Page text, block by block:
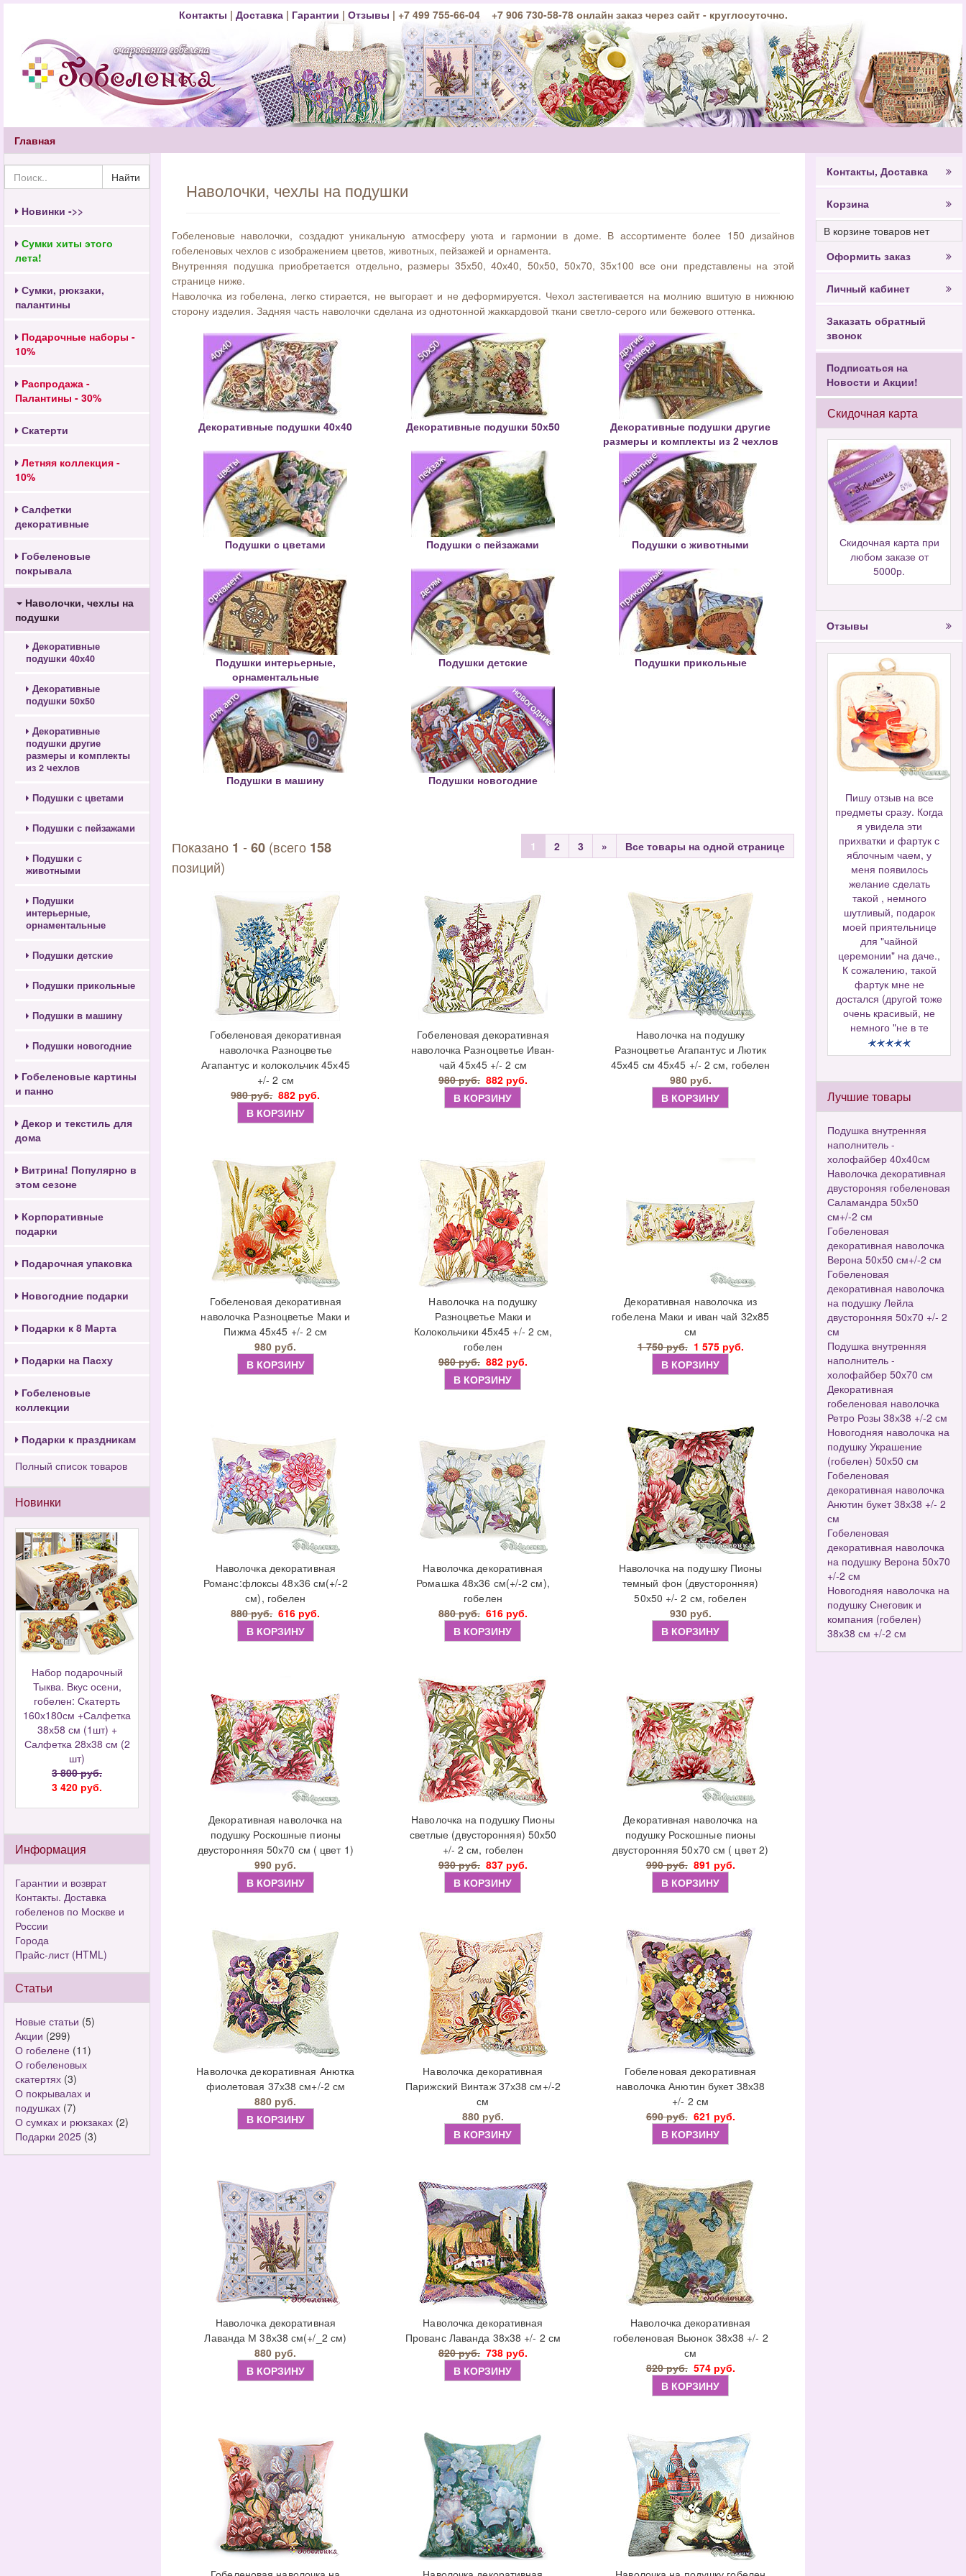
Контакты | Доставка| Гарантии | Отзывы | +7 499 755-66-04 +7 906 730-58-78 онлайн заказ через сайт - круглосуточно.
Главная
Найти
Новинки ->>
Сумки хиты этого
лета!
Сумки, рюкзаки,
палантины
Подарочные наборы -
10%
Распродажа -
Палантины - 30%
Скатерти
Летняя коллекция -
10%
Салфетки
декоративные
Гобеленовые
покрывала
Наволочки, чехлы на
подушки
Декоративные
подушки 40х40
Декоративные
подушки 50х50
Декоративные
подушки другие
размеры и комплекты
из 2 чехлов
Подушки с цветами
Подушки с пейзажами
Подушки с
животными
Подушки
интерьерные,
орнаментальные
Подушки детские
Подушки прикольные
Подушки в машину
Подушки новогодние
Гобеленовые картины
и панно
Декор и текстиль для
дома
Витрина! Популярно в
этом сезоне
Корпоративные
подарки
Подарочная упаковка
Новогодние подарки
Подарки к 8 Марта
Подарки на Пасху
Гобеленовые
коллекции
Подарки к праздникам
Полный список товаров
Новинки
Набор подарочный
Тыква. Вкус осени,
гобелен: Скатерть
160х180см +Салфетка
38х58 см (1шт) +
Салфетка 28х38 см (2
шт)
3 800 руб.
3 420 руб.
Информация
Гарантии и возврат
Контакты. Доставка
гобеленов по Москве и
России
Города
Прайс-лист (HTML)
Статьи
Новые статьи (5)
Акции (299)
О гобелене (11)
О гобеленовых
скатертях (3)
О покрывалах и
подушках (7)
О сумках и рюкзаках (2)
Подарки 2025 (3)
Наволочки, чехлы на подушки
Гобеленовые наволочки, создадют уникальную атмосферу уюта и гармонии в доме. В ассортименте более 150 дизайнов
гобеленовых чехлов с изображением цветов, животных, пейзажей и орнамента.
Внутренняя подушка приобретается отдельно, размеры 35х50, 40х40, 50х50, 50х70, 35х100 все они представлены на этой
странице ниже.
Наволочка из гобелена, легко стирается, не выгорает и не деформируется. Чехол застегивается на молнию вшитую в нижнюю
сторону изделия. Задняя часть наволочки сделана из однотонной жаккардовой ткани светло-серого или бежевого оттенка.
Декоративные подушки 40х40 Декоративные подушки 50х50
Декоративные подушки другие
размеры и комплекты из 2 чехлов
Подушки с цветами Подушки с пейзажами Подушки с животными
Подушки интерьерные,
орнаментальные
Подушки детские Подушки прикольные
Подушки в машину Подушки новогодние
Показано 1 -60 (всего 158
позиций)
1 2 3 » Все товары на одной странице
Гобеленовая декоративная
наволочка Разноцветье
Агапантус и колокольчик 45х45
+/- 2 см
980 руб. 882 руб.
В КОРЗИНУ
Гобеленовая декоративная
наволочка Разноцветье Иван-
чай 45х45 +/- 2 см
980 руб. 882 руб.
В КОРЗИНУ
Наволочка на подушку
Разноцветье Агапантус и Лютик
45х45 см 45х45 +/- 2 см, гобелен
980 руб.
В КОРЗИНУ
Гобеленовая декоративная
наволочка Разноцветье Маки и
Пижма 45х45 +/- 2 см
980 руб.
В КОРЗИНУ
Наволочка на подушку
Разноцветье Маки и
Колокольчики 45х45 +/- 2 см,
гобелен
980 руб. 882 руб.
В КОРЗИНУ
Декоративная наволочка из
гобелена Маки и иван чай 32х85
см
1 750 руб. 1 575 руб.
В КОРЗИНУ
Наволочка декоративная
Романс:флоксы 48х36 см(+/-2
см), гобелен
880 руб. 616 руб.
В КОРЗИНУ
Наволочка декоративная
Ромашка 48х36 см(+/-2 см),
гобелен
880 руб. 616 руб.
В КОРЗИНУ
Наволочка на подушку Пионы
темный фон (двусторонняя)
50х50 +/- 2 см, гобелен
930 руб.
В КОРЗИНУ
Декоративная наволочка на
подушку Роскошные пионы
двусторонняя 50х70 см ( цвет 1)
990 руб.
В КОРЗИНУ
Наволочка на подушку Пионы
светлые (двусторонняя) 50х50
+/- 2 см, гобелен
930 руб. 837 руб.
В КОРЗИНУ
Декоративная наволочка на
подушку Роскошные пионы
двусторонняя 50х70 см ( цвет 2)
990 руб. 891 руб.
В КОРЗИНУ
Наволочка декоративная Анютка
фиолетовая 37х38 см+/-2 см
880 руб.
В КОРЗИНУ
Наволочка декоративная
Парижский Винтаж 37х38 см+/-2
см
880 руб.
В КОРЗИНУ
Гобеленовая декоративная
наволочка Анютин букет 38х38
+/- 2 см
690 руб. 621 руб.
В КОРЗИНУ
Наволочка декоративная
Лаванда М 38х38 см(+/_2 см)
880 руб.
В КОРЗИНУ
Наволочка декоративная
Прованс Лаванда 38х38 +/- 2 см
820 руб. 738 руб.
В КОРЗИНУ
Наволочка декоративная
гобеленовая Вьюнок 38х38 +/- 2
см
820 руб. 574 руб.
В КОРЗИНУ
Контакты, Доставка
Корзина
В корзине товаров нет
Оформить заказ
Личный кабинет
Заказать обратный
звонок
Подписаться на
Новости и Акции!
Скидочная карта
Скидочная карта при
любом заказе от
5000р.
Отзывы
Пишу отзыв на все
предметы сразу. Когда
я увидела эти
прихватки и фартук с
яблочным чаем, у
меня появилось
желание сделать
такой , немного
шутливый, подарок
моей приятельнице
для "чайной
церемонии" на даче.,
К сожалению, такой
фартук мне не
достался (другой тоже
очень красивый, не
немного "не в те
Лучшие товары
Подушка внутренняя
наполнитель -
холофайбер 40х40см
Наволочка декоративная
двустороняя гобеленовая
Саламандра 50х50
см+/-2 см
Гобеленовая
декоративная наволочка
Верона 50х50 см+/-2 см
Гобеленовая
декоративная наволочка
на подушку Лейла
двусторонняя 50х70 +/- 2
см
Подушка внутренняя
наполнитель -
холофайбер 50х70 см
Декоративная
гобеленовая наволочка
Ретро Розы 38х38 +/-2 см
Новогодняя наволочка на
подушку Украшение
(гобелен) 50х50 см
Гобеленовая
декоративная наволочка
Анютин букет 38х38 +/- 2
см
Гобеленовая
декоративная наволочка
на подушку Верона 50х70
+/-2 см
Новогодняя наволочка на
подушку Снеговик и
компания (гобелен)
38х38 см +/-2 см